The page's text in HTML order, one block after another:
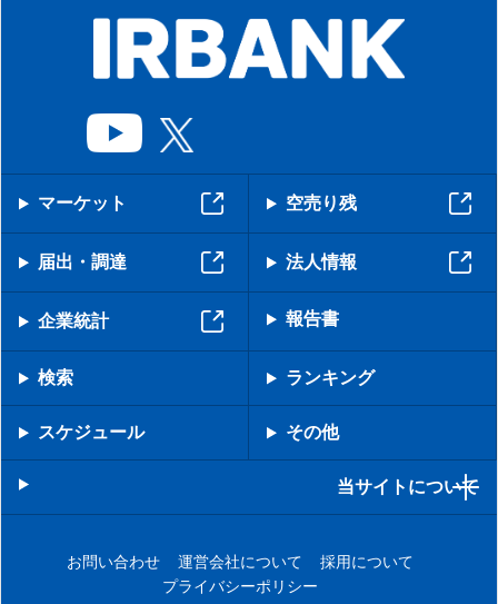
マーケット 空売り残
届出・調達 法人情報
企業統計 報告書
検索 ランキング
スケジュール その他
当サイトについて
お問い合わせ 運営会社について
採用について
プライバシーポリシー